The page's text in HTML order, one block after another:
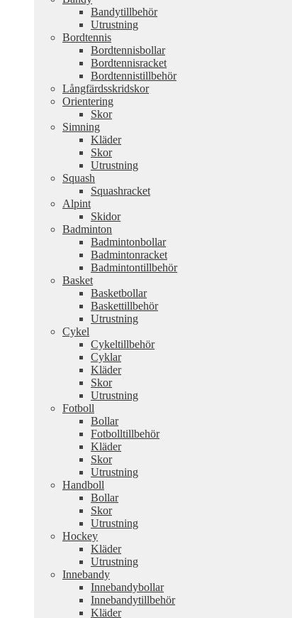
Bandytillbehör
Utrustning
Bordtennis
Bordtennisbollar
Bordtennisracket
Bordtennistillbehör
Långfärdsskridskor
Orientering
Skor
Simning
Kläder
Skor
Utrustning
Squash
Squashracket
Alpint
Skidor
Badminton
Badmintonbollar
Badmintonracket
Badmintontillbehör
Basket
Basketbollar
Baskettillbehör
Utrustning
Cykel
Cykeltillbehör
Cyklar
Kläder
Skor
Utrustning
Fotboll
Bollar
Fotbolltillbehör
Kläder
Skor
Utrustning
Handboll
Bollar
Skor
Utrustning
Hockey
Kläder
Utrustning
Innebandy
Innebandybollar
Innebandytillbehör
Kläder